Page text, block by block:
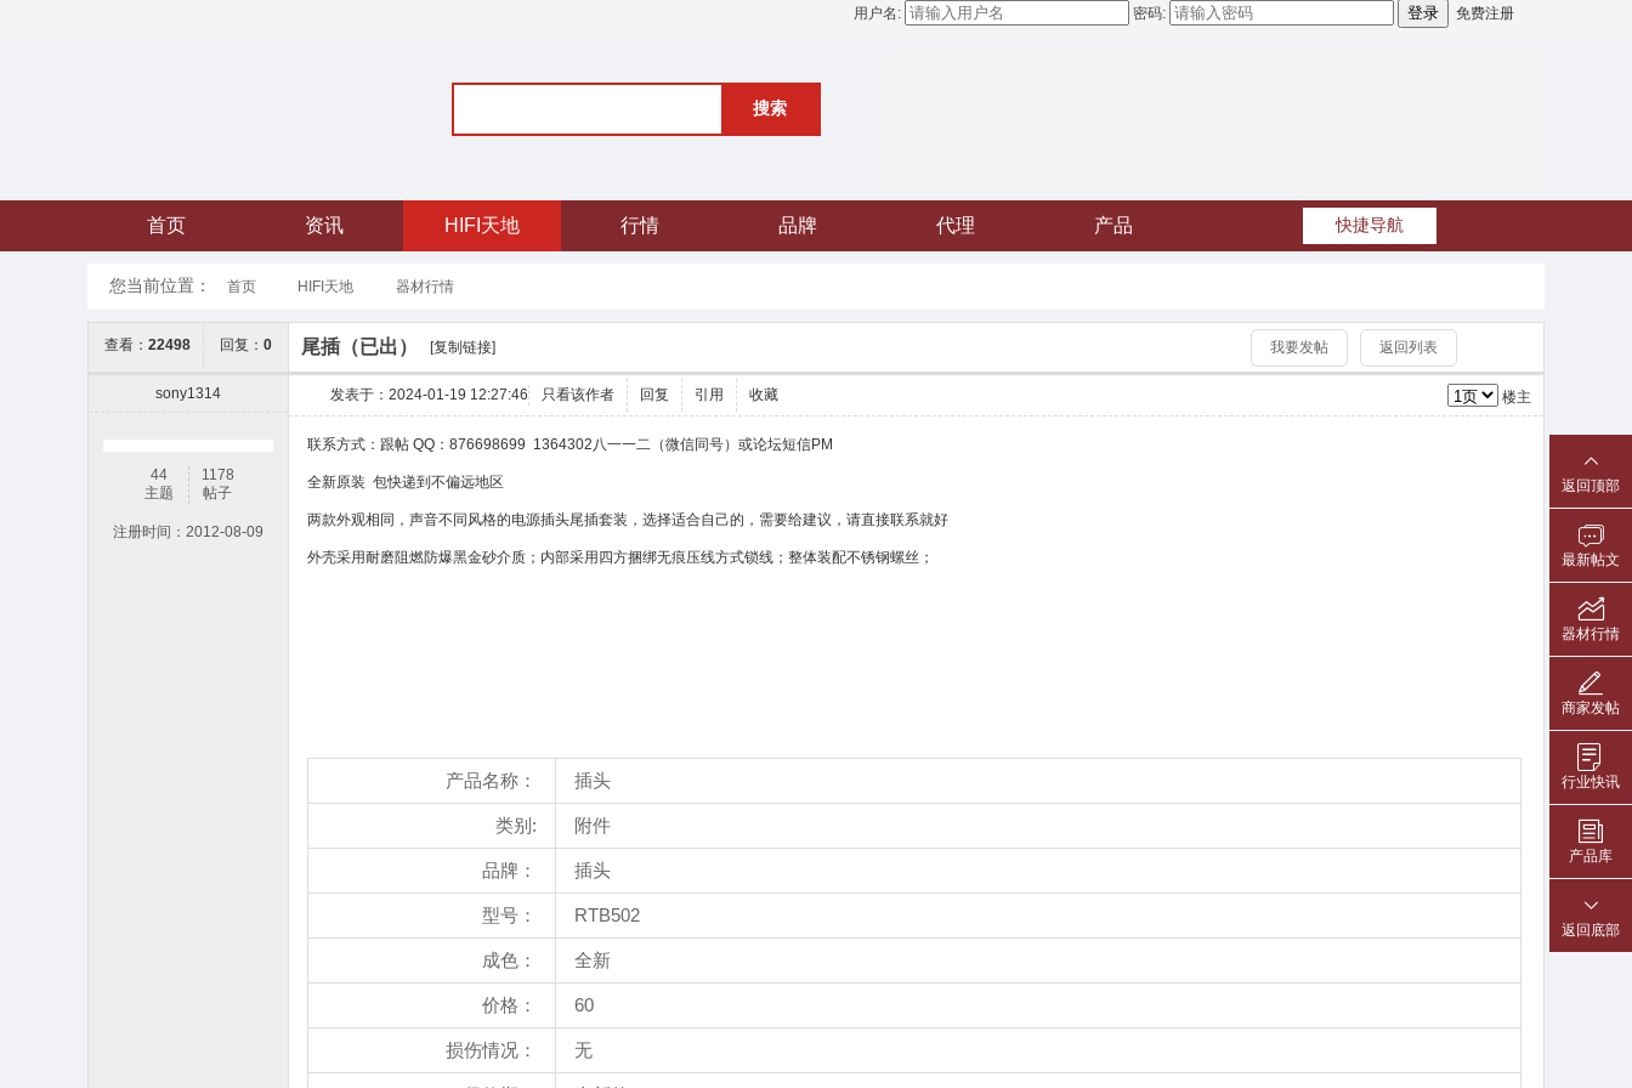
用户名: 密码: 免费注册
搜索
首页 资讯 HIFI天地 行情 品牌 代理 产品 快捷导航
返回顶部
最新帖文
器材行情
商家发帖
行业快讯
产品库
返回底部
您当前位置： 首页 HIFI天地 器材行情
查看： 22498 回复： 0
sony1314
44
主题
1178
帖子
注册时间：2012-08-09
尾插（已出） [复制链接] 我要发帖 返回列表
发表于：2024-01-19 12:27:46 只看该作者 回复 引用 收藏 楼主
联系方式：跟帖 QQ：876698699 1364302八一一二（微信同号）或论坛短信PM
全新原装 包快递到不偏远地区
两款外观相同，声音不同风格的电源插头尾插套装，选择适合自己的，需要给建议，请直接联系就好
外壳采用耐磨阻燃防爆黑金砂介质；内部采用四方捆绑无痕压线方式锁线；整体装配不锈钢螺丝；
产品名称： 插头
类别: 附件
品牌： 插头
型号： RTB502
成色： 全新
价格： 60
损伤情况： 无